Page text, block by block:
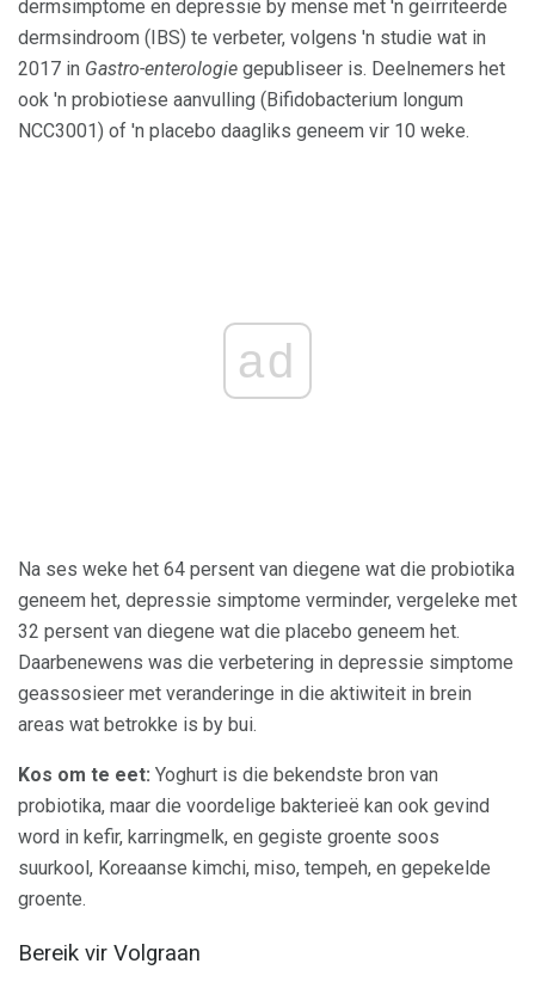
dermsimptome en depressie by mense met 'n geïrriteerde
dermsindroom (IBS) te verbeter, volgens 'n studie wat in
2017 in Gastro-enterologie gepubliseer is. Deelnemers het
ook 'n probiotiese aanvulling (Bifidobacterium longum
NCC3001) of 'n placebo daagliks geneem vir 10 weke.
ad
Na ses weke het 64 persent van diegene wat die probiotika
geneem het, depressie simptome verminder, vergeleke met
32 ​​persent van diegene wat die placebo geneem het.
Daarbenewens was die verbetering in depressie simptome
geassosieer met veranderinge in die aktiwiteit in brein
areas wat betrokke is by bui.
Kos om te eet: Yoghurt is die bekendste bron van
probiotika, maar die voordelige bakterieë kan ook gevind
word in kefir, karringmelk, en gegiste groente soos
suurkool, Koreaanse kimchi, miso, tempeh, en gepekelde
groente.
Bereik vir Volgraan